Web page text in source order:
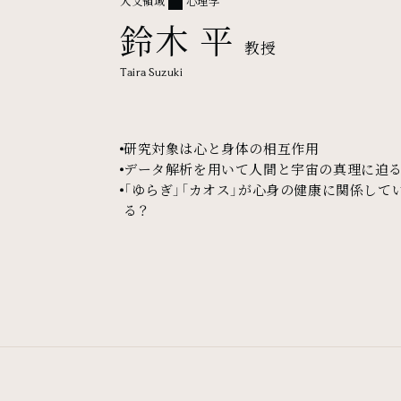
鈴木 平 教授
Taira Suzuki
研究対象は心と身体の相互作用
データ解析を用いて人間と宇宙の真理に迫
「ゆらぎ」「カオス」が心身の健康に関係して
る？